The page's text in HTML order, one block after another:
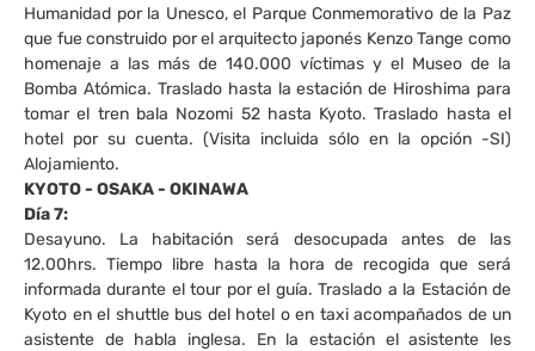
Humanidad por la Unesco, el Parque Conmemorativo de la Paz
que fue construido por el arquitecto japonés Kenzo Tange como
homenaje a las más de 140.000 víctimas y el Museo de la
Bomba Atómica. Traslado hasta la estación de Hiroshima para
tomar el tren bala Nozomi 52 hasta Kyoto. Traslado hasta el
hotel por su cuenta. (Visita incluida sólo en la opción -SI)
Alojamiento.
KYOTO - OSAKA - OKINAWA
Día 7:
Desayuno. La habitación será desocupada antes de las
12.00hrs. Tiempo libre hasta la hora de recogida que será
informada durante el tour por el guía. Traslado a la Estación de
Kyoto en el shuttle bus del hotel o en taxi acompañados de un
asistente de habla inglesa. En la estación el asistente les